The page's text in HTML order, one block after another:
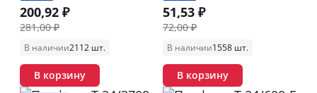
200,92 ₽
281,00 ₽
В наличии2112 шт.
В корзину
51,53 ₽
72,00 ₽
В наличии1558 шт.
В корзину